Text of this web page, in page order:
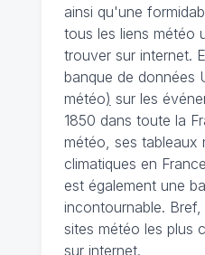
ainsi qu'une
tous les liens météo
trouver sur internet.
banque de données
météo) sur les
1850 dans toute la
météo, ses tableaux
climatiques en
est également une
incontournable.
sites météo les plus
sur internet.